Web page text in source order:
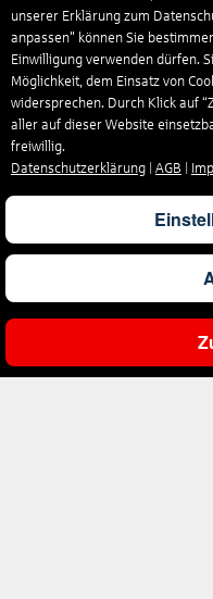
unserer Erklärung zum
anpassen" können Sie
Einwilligung verwenden dürfen.
Möglichkeit, dem Einsatz von
widersprechen. Durch Klick auf
aller auf dieser Website
freiwillig.
Datenschutzerklärung
AGB